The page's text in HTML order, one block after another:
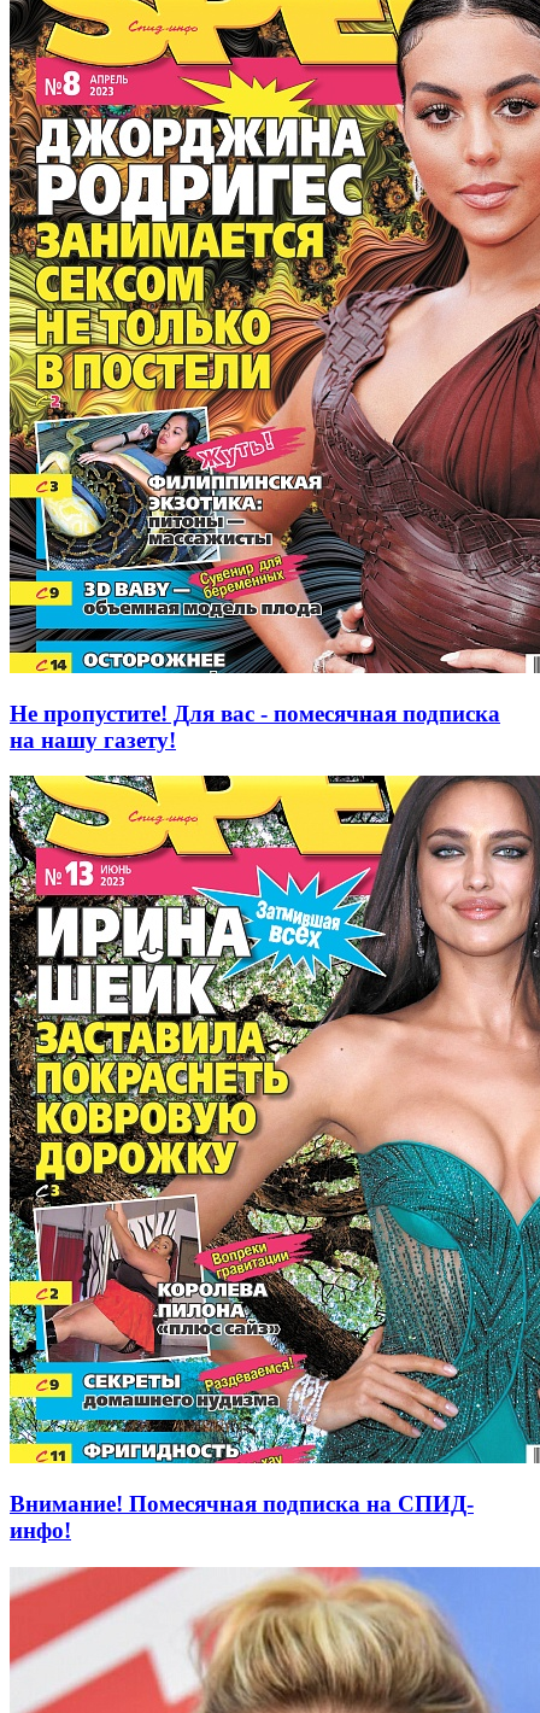
Не пропустите! Для вас - помесячная подписка
на нашу газету!
Внимание! Помесячная подписка на СПИД-
инфо!